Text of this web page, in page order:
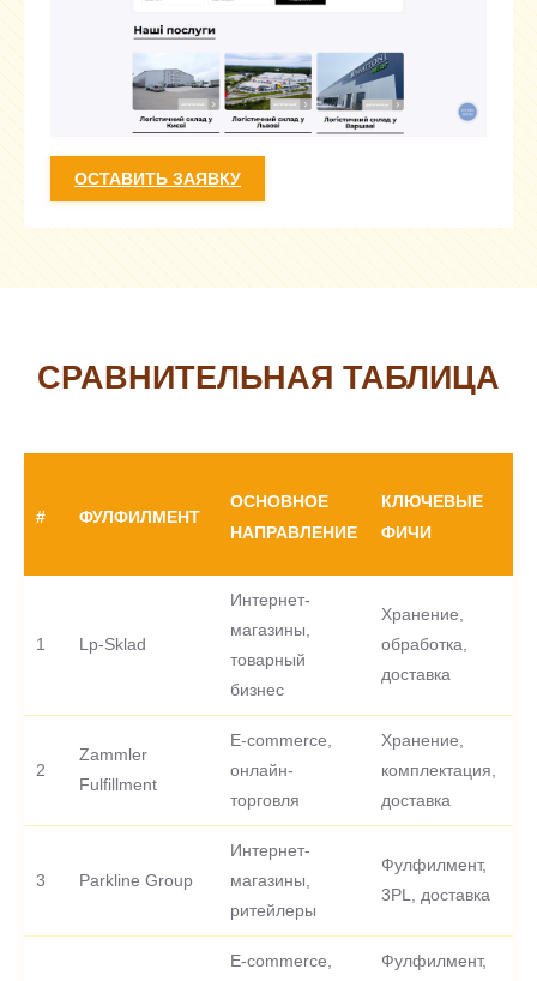
ОСТАВИТЬ ЗАЯВКУ
СРАВНИТЕЛЬНАЯ ТАБЛИЦА
# ФУЛФИЛМЕНТ
ОСНОВНОЕ
НАПРАВЛЕНИЕ
КЛЮЧЕВЫЕ
ФИЧИ
1 Lp-Sklad
Интернет-
магазины,
товарный
бизнес
Хранение,
обработка,
доставка
2
Zammler
Fulfillment
E-commerce,
онлайн-
торговля
Хранение,
комплектация,
доставка
3 Parkline Group
Интернет-
магазины,
ритейлеры
Фулфилмент,
3PL, доставка
E-commerce,
Фулфилмент,